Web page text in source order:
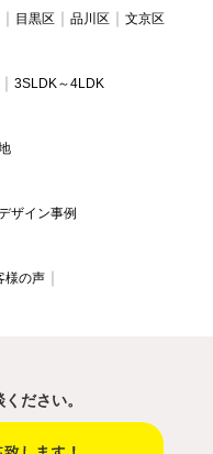
目黒区 品川区 文京区
3SLDK～4LDK
ザイン事例
様の声
ださい。